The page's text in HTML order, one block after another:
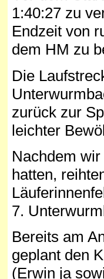
1:40:27 zu
Endzeit von
dem HM zu
Die
zurück zur
leichter
Nachdem
hatten,
7.
Bereits am
geplant den
(Erwin ja